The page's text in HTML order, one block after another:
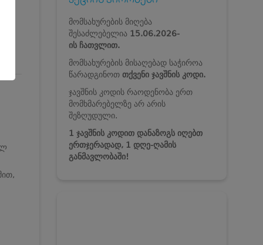
მომსახურების მიღება
შესაძლებელია15.06.2026-
ის ჩათვლით.
მომსახურების მისაღებად საჭიროა
წარადგინოთ თქვენი ჯავშნის კოდი.
ჯავშნის კოდის რაოდენობა ერთ
მომხმარებელზე არ არის
შეზღუდული.
1 ჯავშნის კოდით დანაზოგს იღებთ
ერთჯერადად, 1 დღე-ღამის
განმავლობაში!